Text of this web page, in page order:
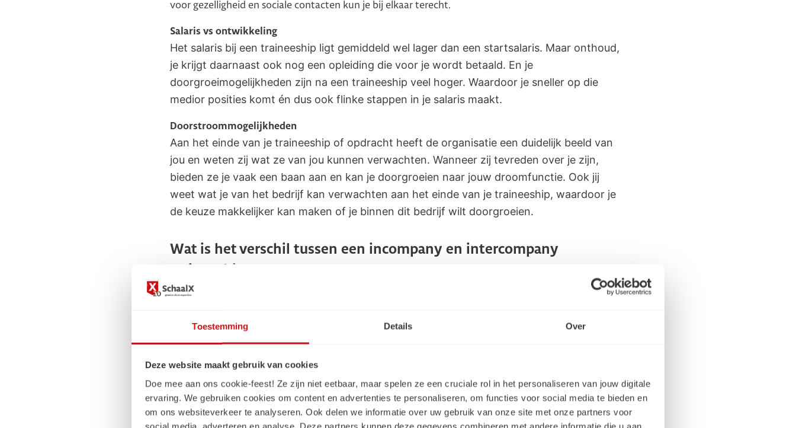
Toestemming Details Over
Deze website maakt gebruik van cookies
Doe mee aan ons cookie-feest! Ze zijn niet eetbaar, maar spelen ze een cruciale rol in het personaliseren van jouw digitale
ervaring. We gebruiken cookies om content en advertenties te personaliseren, om functies voor social media te bieden en
om ons websiteverkeer te analyseren. Ook delen we informatie over uw gebruik van onze site met onze partners voor
voor gezelligheid en sociale contacten kun je bij elkaar terecht.
Salaris vs ontwikkeling
Het salaris bij een traineeship ligt gemiddeld wel lager dan een startsalaris. Maar onthoud,
je krijgt daarnaast ook nog een opleiding die voor je wordt betaald. En je
doorgroeimogelijkheden zijn na een traineeship veel hoger. Waardoor je sneller op die
medior posities komt én dus ook flinke stappen in je salaris maakt.
Doorstroommogelijkheden
Aan het einde van je traineeship of opdracht heeft de organisatie een duidelijk beeld van
jou en weten zij wat ze van jou kunnen verwachten. Wanneer zij tevreden over je zijn,
bieden ze je vaak een baan aan en kan je doorgroeien naar jouw droomfunctie. Ook jij
weet wat je van het bedrijf kan verwachten aan het einde van je traineeship, waardoor je
de keuze makkelijker kan maken of je binnen dit bedrijf wilt doorgroeien.
Wat is het verschil tussen een incompany en intercompany
binnen de organisatie verschillende rollen vervullen en komt er zo achter wat het beste bij
jou past. Weet je bijvoorbeeld al welk type organisatie je leuk vindt, maar ben je nog niet
helemaal zeker welke rol bij jou past? Dan past een incompany traineeship waarschijnlijk
goed bij je.
Weet je daarentegen nog niet zo goed welke sector je het meest aanspreekt? Dan is een traineeship
waarbij je opdrachten bij verschillende organisaties vervult goed bij jou. Dit noem je een